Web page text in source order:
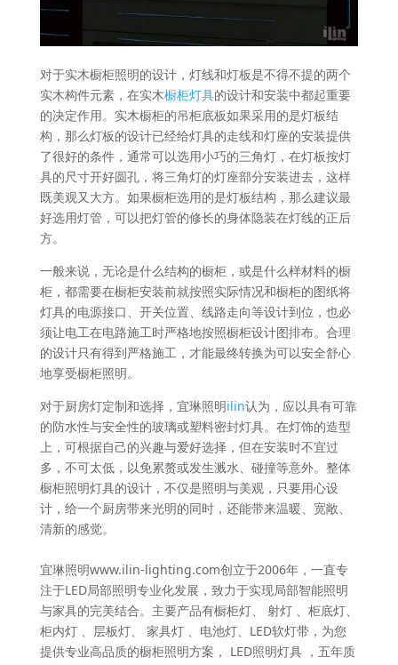
对于实木橱柜照明的设计，灯线和灯板是不得不提的两个
实木构件元素，在实木橱柜灯具的设计和安装中都起重要
的决定作用。实木橱柜的吊柜底板如果采用的是灯板结
构，那么灯板的设计已经给灯具的走线和灯座的安装提供
了很好的条件，通常可以选用小巧的三角灯，在灯板按灯
具的尺寸开好圆孔，将三角灯的灯座部分安装进去，这样
既美观又大方。如果橱柜选用的是灯板结构，那么建议最
好选用灯管，可以把灯管的修长的身体隐装在灯线的正后
方。
一般来说，无论是什么结构的橱柜，或是什么样材料的橱
柜，都需要在橱柜安装前就按照实际情况和橱柜的图纸将
灯具的电源接口、开关位置、线路走向等设计到位，也必
须让电工在电路施工时严格地按照橱柜设计图排布。合理
的设计只有得到严格施工，才能最终转换为可以安全舒心
地享受橱柜照明。
对于厨房灯定制和选择，宜琳照明ilin认为，应以具有可靠
的防水性与安全性的玻璃或塑料密封灯具。在灯饰的造型
上，可根据自己的兴趣与爱好选择，但在安装时不宜过
多，不可太低，以免累赘或发生溅水、碰撞等意外。整体
橱柜照明灯具的设计，不仅是照明与美观，只要用心设
计，给一个厨房带来光明的同时，还能带来温暖、宽敞、
清新的感觉。
宜琳照明www.ilin-lighting.com创立于2006年，一直专
注于LED局部照明专业化发展，致力于实现局部智能照明
与家具的完美结合。主要产品有橱柜灯、 射灯 、柜底灯、
柜内灯 、层板灯、 家具灯 、电池灯、LED软灯带，为您
提供专业高品质的橱柜照明方案， LED照明灯具 ，五年质